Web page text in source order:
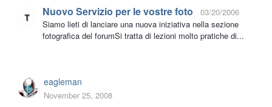
Nuovo Servizio per le vostre foto
03/20/2006
Siamo lieti di lanciare una nuova iniziativa nella sezione
fotografica del forumSi tratta di lezioni molto pratiche di...
eagleman
November 25, 2008